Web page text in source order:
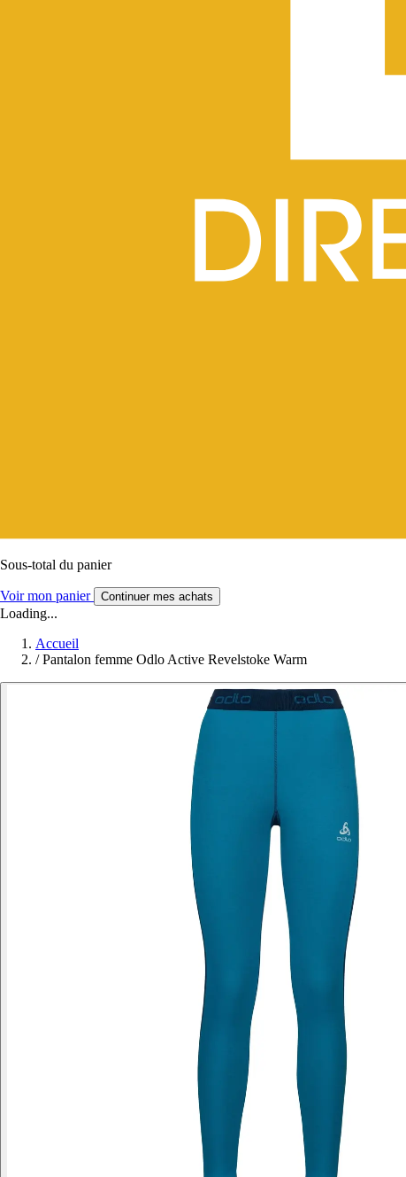
Sous-total du panier
Voir mon panier Continuer mes achats
Loading...
Accueil
/ Pantalon femme Odlo Active Revelstoke Warm